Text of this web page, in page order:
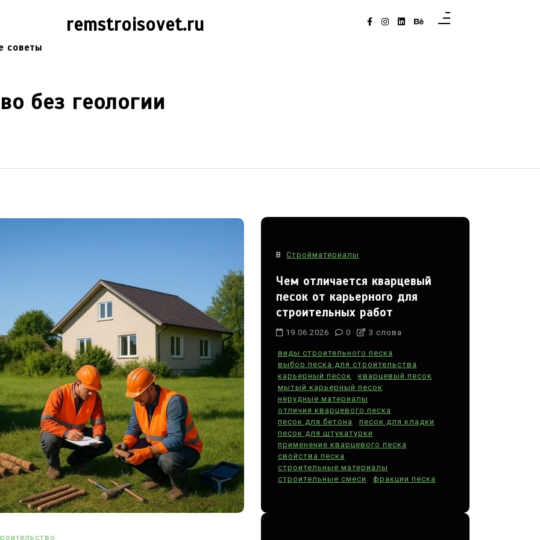
remstroisovet.ru
советы
без геологии
В Стройматериалы
Чем отличается кварцевый
песок от карьерного для
строительных работ
19.06.2026 0 3 слова
виды строительного песка
выбор песка для строительства
карьерный песок
кварцевый песок
мытый карьерный песок
нерудные материалы
отличия кварцевого песка
песок для бетона
песок для кладки
песок для штукатурки
применение кварцевого песка
свойства песка
строительные материалы
строительные смеси
фракции песка